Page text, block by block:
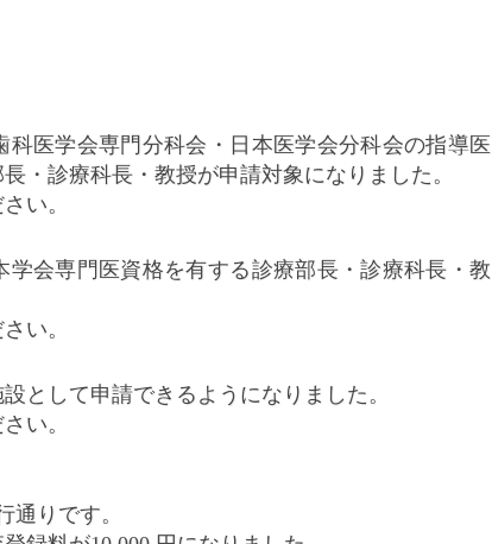
医学会専門分科会・日本医学会分科会の指導医
・診療科長・教授が申請対象になりました。
い。
会専門医資格を有する診療部長・診療科長・教
い。
として申請できるようになりました。
い。
りです。